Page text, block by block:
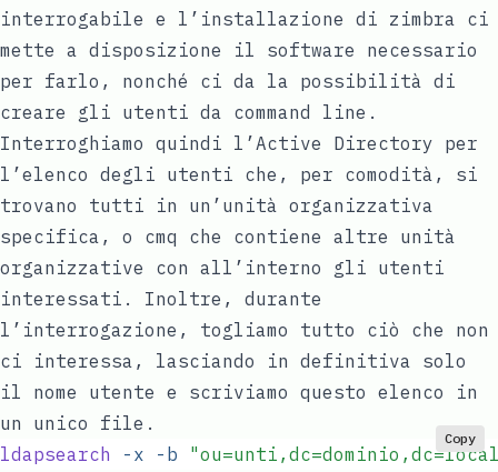
interrogabile e l’installazione di zimbra ci
mette a disposizione il software necessario
per farlo, nonché ci da la possibilità di
creare gli utenti da command line.
Interroghiamo quindi l’Active Directory per
l’elenco degli utenti che, per comodità, si
trovano tutti in un’unità organizzativa
specifica, o cmq che contiene altre unità
organizzative con all’interno gli utenti
interessati. Inoltre, durante
l’interrogazione, togliamo tutto ciò che non
ci interessa, lasciando in definitiva solo
il nome utente e scriviamo questo elenco in
un unico file.
ldapsearch -x -b "
Copy